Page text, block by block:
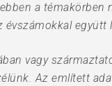
a
együtt
vagy
Az említett